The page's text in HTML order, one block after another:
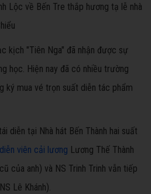
Lộc về Bến Tre thắp hương tạ lễ nhà
kịch "Tiên Nga" đã nhận được sự
học. Hiện nay đã có nhiều trường
ký mua vé trọn suất diễn tác phẩm
diễn tại Nhà hát Bến Thành hai suất
diễn viên cải lương Lương Thế Thành
của anh) và NS Trinh Trinh vẫn tiếp
Lê Khánh).